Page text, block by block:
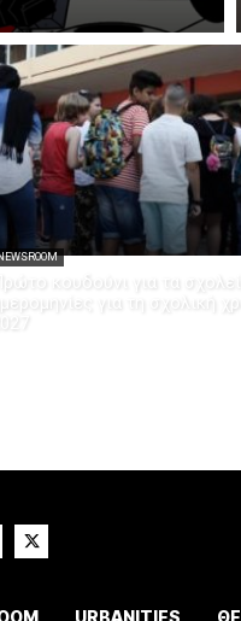
Πρώτο κουδούνι για τα
ημερομηνίες για τη σχολική